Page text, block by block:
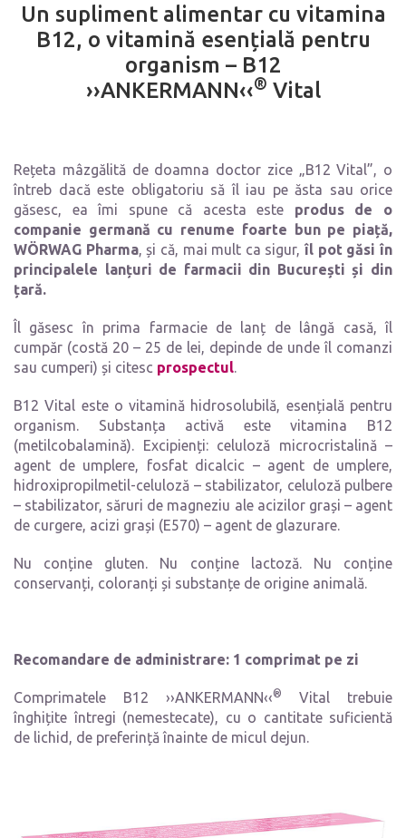
Un supliment alimentar cu vitamina
B12, o vitamină esențială pentru
organism – B12
››ANKERMANN‹‹® Vital
Rețeta mâzgălită de doamna doctor zice „B12 Vital”, o
întreb dacă este obligatoriu să îl iau pe ăsta sau orice
găsesc, ea îmi spune că acesta este produs de o
companie germană cu renume foarte bun pe piață,
WÖRWAG Pharma, și că, mai mult ca sigur, îl pot găsi în
principalele lanțuri de farmacii din București și din
țară.
Îl găsesc în prima farmacie de lanț de lângă casă, îl
cumpăr (costă 20 – 25 de lei, depinde de unde îl comanzi
sau cumperi) și citesc prospectul.
B12 Vital este o vitamină hidrosolubilă, esențială pentru
organism. Substanța activă este vitamina B12
(metilcobalamină). Excipienți: celuloză microcristalină –
agent de umplere, fosfat dicalcic – agent de umplere,
hidroxipropilmetil-celuloză – stabilizator, celuloză pulbere
– stabilizator, săruri de magneziu ale acizilor grași – agent
de curgere, acizi grași (E570) – agent de glazurare.
Nu conține gluten. Nu conține lactoză. Nu conține
conservanți, coloranți și substanțe de origine animală.
Recomandare de administrare: 1 comprimat pe zi
Comprimatele B12 ››ANKERMANN‹‹®
Vital trebuie
înghițite întregi (nemestecate), cu o cantitate suficientă
de lichid, de preferință înainte de micul dejun.